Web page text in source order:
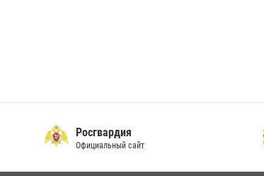
Росгвардия
Официальный сайт